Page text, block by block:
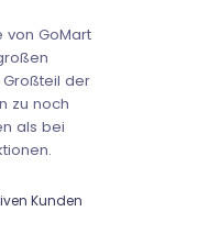
von GoMart
der
zu noch
als bei
Kunden